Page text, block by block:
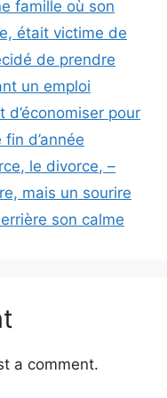
famille où son
était victime de
de prendre
un emploi
d’économiser pour
d’année
le divorce, –
mais un sourire
son calme
a comment.